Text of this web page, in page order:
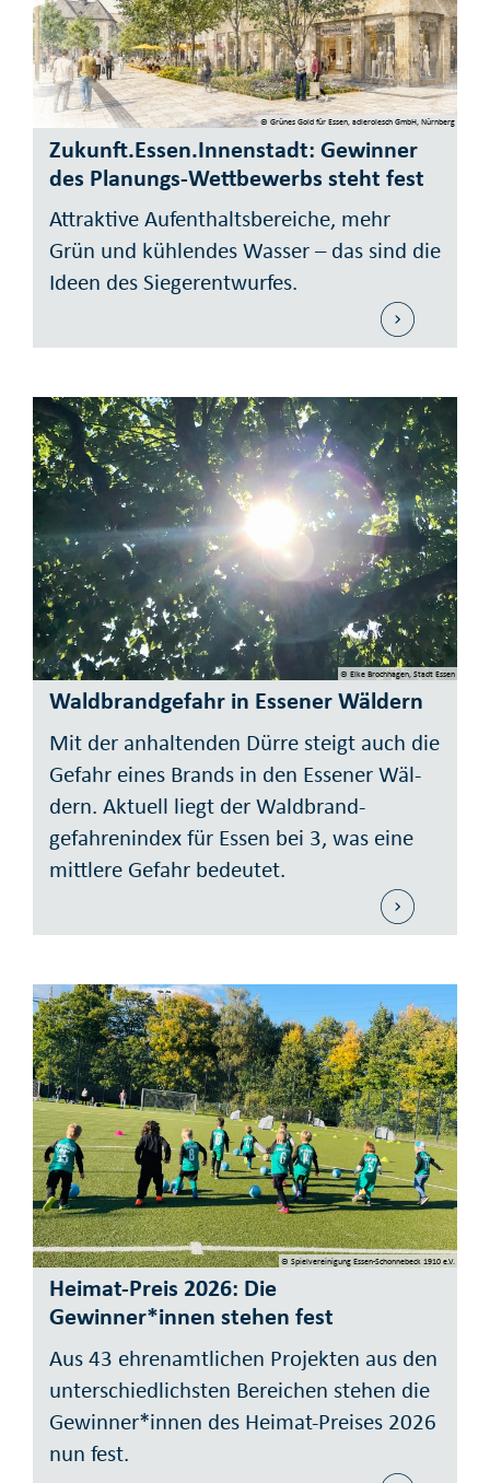
© Grünes Gold für Essen, adlerolesch GmbH, Nürnberg
Zukunft.Essen.Innenstadt: Gewinner
des Planungs-Wett­be­werbs steht fest
Attraktive Aufent­halts­bereiche, mehr
Grün und kühlen­des Wasser – das sind die
Ideen des Sieger­ent­wurfes.
Waldbrand­gefahr in Essener Wäldern
Mit der anhal­ten­den Dürre steigt auch die
Gefahr eines Brands in den Essener Wäl­
dern. Aktuell liegt der Wald­brand­
gefahren­index für Essen bei 3, was eine
mittlere Gefahr be­deutet.
© Elke Brochhagen, Stadt Essen
© Spielvereinigung Essen-Schonnebeck 1910 e.V.
Heimat-Preis 2026: Die
Gewinner*innen stehen fest
Aus 43 ehrenamtlichen Projekten aus den
unterschiedlichsten Bereichen stehen die
Gewinner*innen des Heimat-Preises 2026
nun fest.